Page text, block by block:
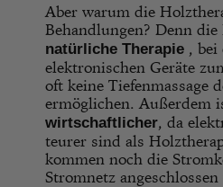
Aber warum die
Behandlungen? Denn
natürliche Therapie , bei
elektronischen Geräte
oft keine Tiefenmassage
ermöglichen. Außerdem
wirtschaftlicher, da
teurer sind als
kommen noch die
Stromnetz angeschlossen